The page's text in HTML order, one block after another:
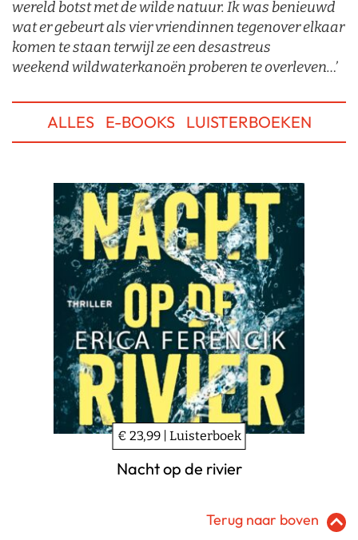
wereld botst met de wilde natuur. Ik was benieuwd
wat er gebeurt als vier vriendinnen tegenover elkaar
komen te staan terwijl ze een desastreus
weekend wildwaterkanoën proberen te overleven…’
ALLES E-BOOKS LUISTERBOEKEN
€ 23,99 | Luisterboek
Nacht op de rivier
Terug naar boven